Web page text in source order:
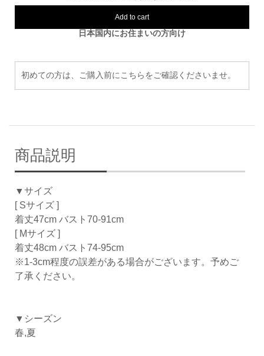
Add to cart
日本国内にお住まいの方向け
初めての方は、ご購入前にこちらをご確認くださいませ。
商品説明
▼サイズ
[ Sサイズ ]
着丈47cm バスト70-91cm
[ Mサイズ ]
着丈48cm バスト74-95cm
※1-3cm程度の誤差がある場合がございます。予めご
了承ください。
▼シーズン
春,夏